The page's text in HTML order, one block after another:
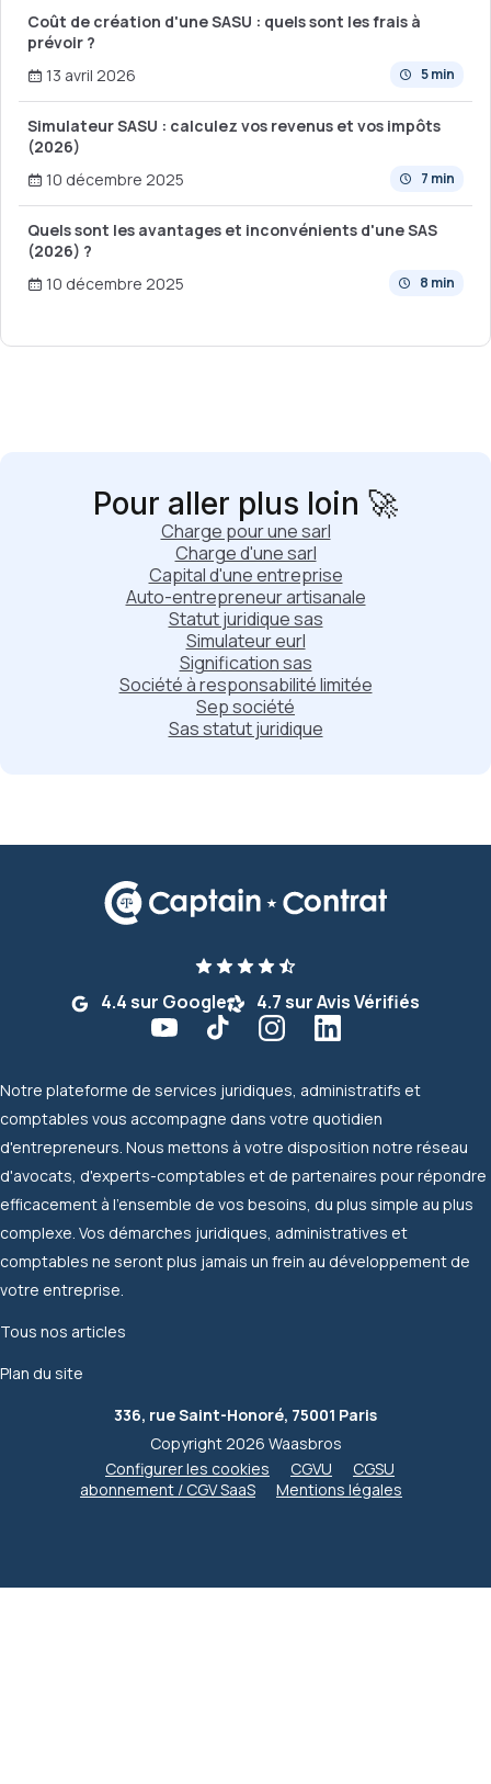
Coût de création d'une SASU : quels sont les frais à
prévoir ?
5 min
13 avril 2026
Simulateur SASU : calculez vos revenus et vos impôts
(2026)
7 min
10 décembre 2025
Quels sont les avantages et inconvénients d'une SAS
(2026) ?
8 min
10 décembre 2025
Pour aller plus loin 🚀
Charge pour une sarl
Charge d'une sarl
Capital d'une entreprise
Auto-entrepreneur artisanale
Statut juridique sas
Simulateur eurl
Signification sas
Société à responsabilité limitée
Sep société
Sas statut juridique
4.4 sur Google 4.7 sur Avis Vérifiés
Notre plateforme de services juridiques, administratifs et
comptables vous accompagne dans votre quotidien
d'entrepreneurs. Nous mettons à votre disposition notre réseau
d'avocats, d'experts-comptables et de partenaires pour répondre
efficacement à l'ensemble de vos besoins, du plus simple au plus
complexe. Vos démarches juridiques, administratives et
comptables ne seront plus jamais un frein au développement de
votre entreprise.
Tous nos articles
Plan du site
336, rue Saint-Honoré, 75001 Paris
Copyright 2026 Waasbros
Configurer les cookies
CGVU
CGSU
abonnement / CGV SaaS
Mentions légales